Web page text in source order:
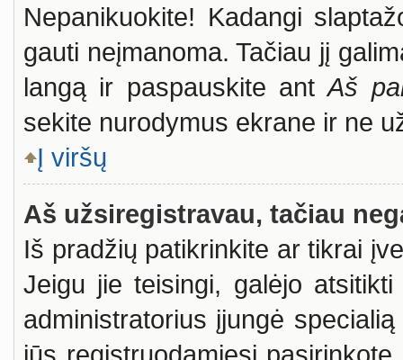
Nepanikuokite! Kadangi
gauti neįmanoma. Tačiau jį
langą ir paspauskite antAš
sekite nurodymus ekrane ir ne
Į viršų
Aš užsiregistravau, tačiau
Iš pradžių patikrinkite ar tikrai
Jeigu jie teisingi, galėjo
administratorius įjungė